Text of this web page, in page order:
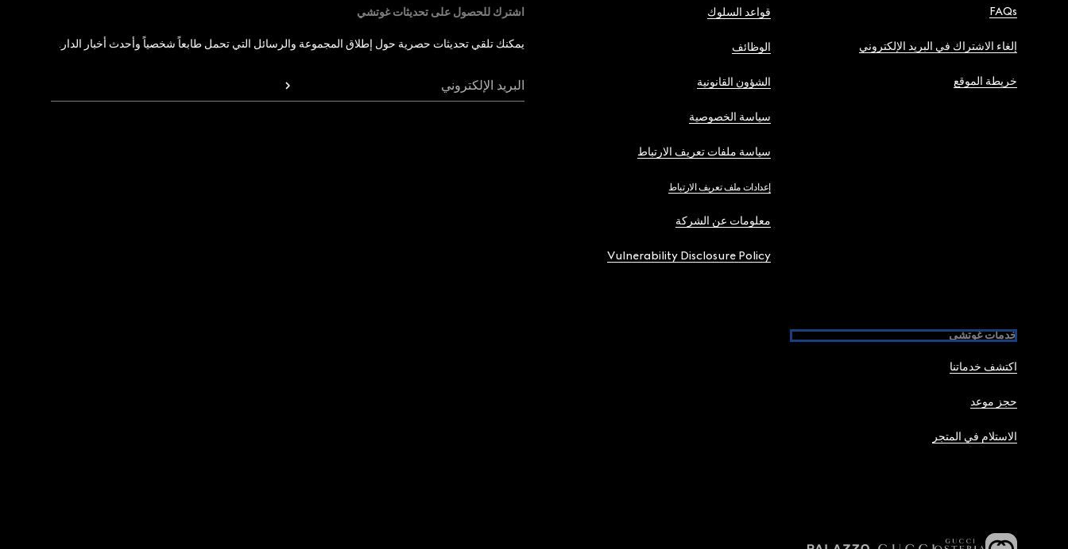
FAQs
إلغاء الاشتراك في البريد الإلكتروني
خريطة الموقع
قواعد السلوك
الوظائف
الشؤون القانونية
سياسة الخصوصية
سياسة ملفات تعريف الارتباط
إعدادات ملف تعريف الارتباط
معلومات عن الشركة
Vulnerability Disclosure Policy
خدمات غوتشي
اكتشف خدماتنا
حجز موعد
الاستلام في المتجر
اشترك للحصول على تحديثات غوتشي
يمكنك تلقي تحديثات حصرية حول إطلاق المجموعة والرسائل التي تحمل طابعاً شخصياً وأحدث أخبار الدار.
البريد الإلكتروني